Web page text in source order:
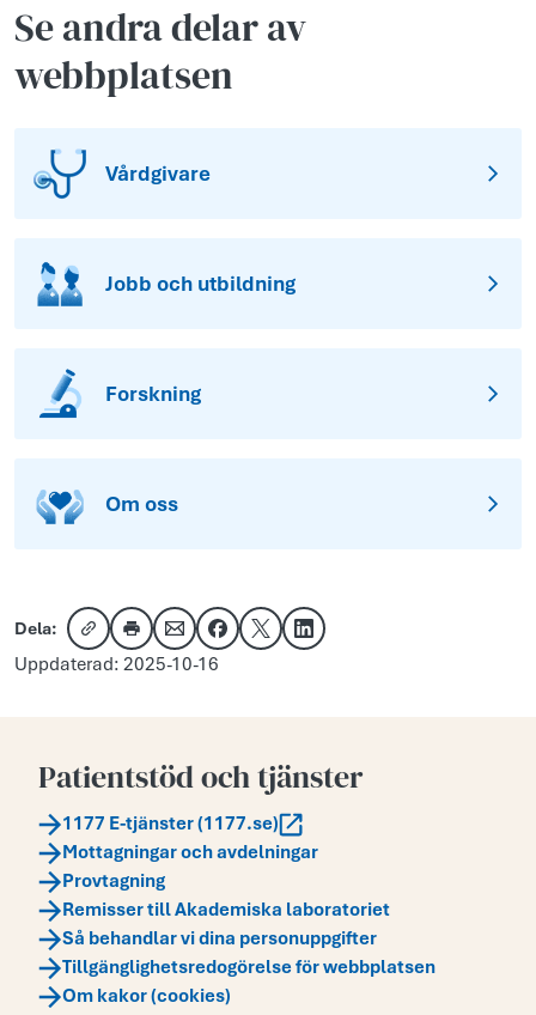
Se andra delar av
webbplatsen
Vårdgivare
Jobb och utbildning
Forskning
Om oss
Dela:
Kopiera länk
Skriv utDela via e-post
Dela på Facebook
Dela på XDela på LinkedIn
Uppdaterad: 2025-10-16
Patientstöd och tjänster
1177 E-tjänster (1177.se)
Mottagningar och avdelningar
Provtagning
Remisser till Akademiska laboratoriet
Så behandlar vi dina personuppgifter
Tillgänglighetsredogörelse för webbplatsen
Om kakor (cookies)